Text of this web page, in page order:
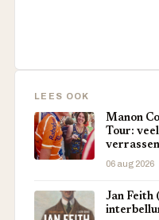
LEES OOK
Manon
Tour:
06 aug 2026
Jan Feith